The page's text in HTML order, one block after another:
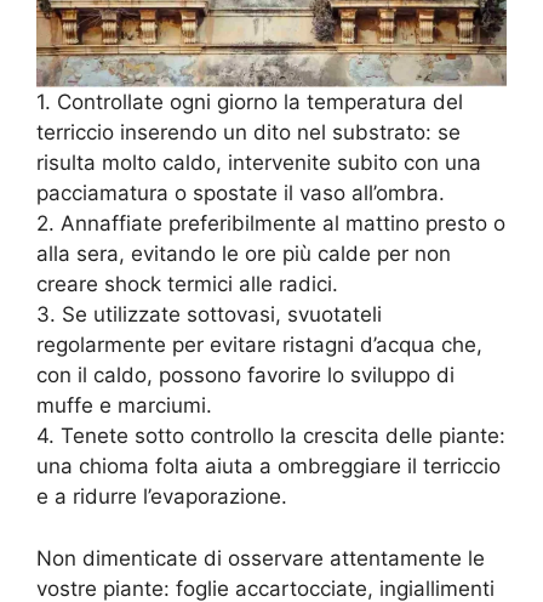
1. Controllate ogni giorno la temperatura del
terriccio inserendo un dito nel substrato: se
risulta molto caldo, intervenite subito con una
pacciamatura o spostate il vaso all’ombra.
2. Annaffiate preferibilmente al mattino presto o
alla sera, evitando le ore più calde per non
creare shock termici alle radici.
3. Se utilizzate sottovasi, svuotateli
regolarmente per evitare ristagni d’acqua che,
con il caldo, possono favorire lo sviluppo di
muffe e marciumi.
4. Tenete sotto controllo la crescita delle piante:
una chioma folta aiuta a ombreggiare il terriccio
e a ridurre l’evaporazione.
Non dimenticate di osservare attentamente le
vostre piante: foglie accartocciate, ingiallimenti